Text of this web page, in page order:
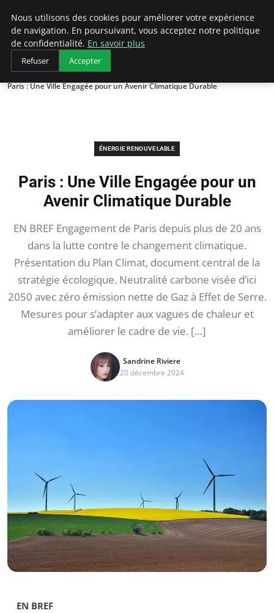
Arcticclimateemergency
Accueil
Énergie renouvelable
Paris : Une Ville Engagée pour un Avenir Climatique Durable
ÉNERGIE RENOUVELABLE
Paris : Une Ville Engagée pour un
Avenir Climatique Durable
EN BREF Engagement de Paris depuis plus de 20 ans
dans la lutte contre le changement climatique.
Présentation du Plan Climat, document central de la
stratégie écologique. Neutralité carbone visée d’ici
2050 avec zéro émission nette de Gaz à Effet de Serre.
Mesures pour s’adapter aux vagues de chaleur et
améliorer le cadre de vie. […]
Sandrine Riviere
20 décembre 2024
EN BREF
Nous utilisons des cookies pour améliorer votre expérience
de navigation. En poursuivant, vous acceptez notre politique
de confidentialité. En savoir plus
Refuser Accepter